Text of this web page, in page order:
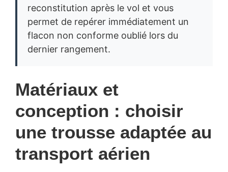
reconstitution après le vol et vous
permet de repérer immédiatement un
flacon non conforme oublié lors du
dernier rangement.
Matériaux et
conception : choisir
une trousse adaptée au
transport aérien